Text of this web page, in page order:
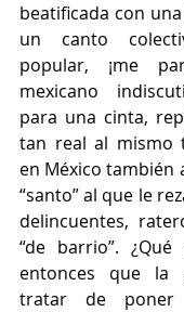
beatificada con
un canto
popular, ¡me
mexicano
para una cinta,
tan real al mismo
en México también
“santo” al que le
delincuentes,
“de barrio”.
entonces que la
tratar de